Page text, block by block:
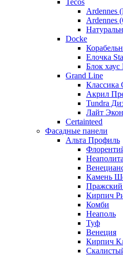
Tecos
Ardennes
Ardennes
Docke
Елочка
Блок
Grand Line
Классика
Акрил
Tundra
Лайт
Certainteed
Фасадные панели
Альта Профиль
Камень
Пражский
Кирпич
Комби
Неаполь
Туф
Венеция
Кирпич